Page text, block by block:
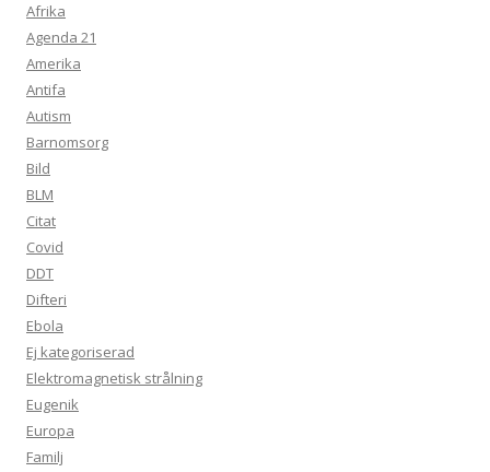
Afrika
Agenda 21
Amerika
Antifa
Autism
Barnomsorg
Bild
BLM
Citat
Covid
DDT
Difteri
Ebola
Ej kategoriserad
Elektromagnetisk strålning
Eugenik
Europa
Familj